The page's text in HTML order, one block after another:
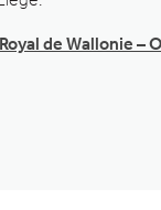
de Wallonie